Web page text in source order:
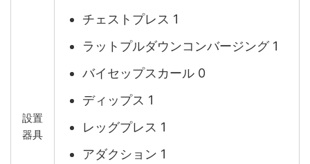
設置
器具
チェストプレス 1
ラットプルダウンコンバージング 1
バイセップスカール 0
ディップス 1
レッグプレス 1
アダクション 1